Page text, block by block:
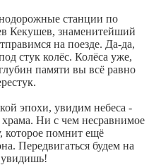
станции по
Кекушев, знаменитейший
на поезде. Да-да,
стук колёс. Колёса уже,
памяти вы всё равно
эпохи, увидим небеса -
Ни с чем несравнимое
которое помнит ещё
Передвигаться будем на
увидишь!